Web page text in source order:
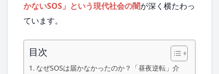
かないSOS」という現代社会の闇が深く横たわっ
ています。
目次
なぜSOSは届かなかったのか？「昼夜逆転」介